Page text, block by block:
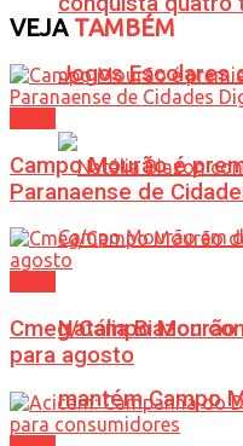
Jogos Escolares
Natália Biazon
mantém Campo
VEJATAMBÉM
Campo Mourão é
Paranaense de
Cmeg/Campo
para agosto